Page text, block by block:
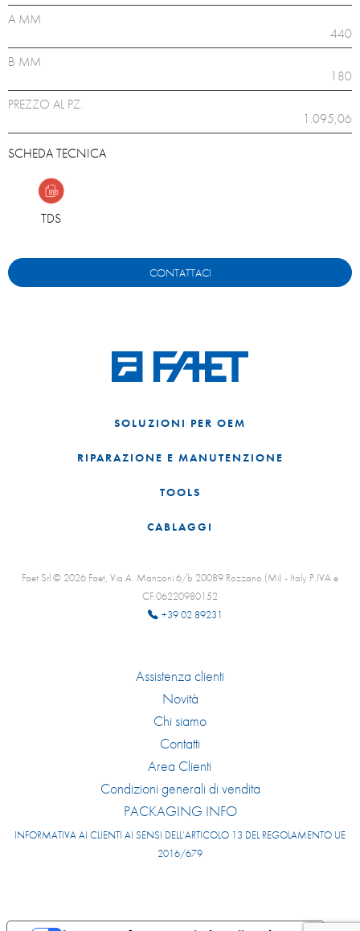
A MM
440
B MM
180
PREZZO AL PZ.
1.095,06
SCHEDA TECNICA
TDS
CONTATTACI
SOLUZIONI PER OEM
RIPARAZIONE E MANUTENZIONE
TOOLS
CABLAGGI
Faet Srl © 2026 Faet, Via A. Manzoni 6/b 20089 Rozzano (Mi) - Italy P.IVA e
CF:06220980152
+39 02 89231
Assistenza clienti
Novità
Chi siamo
Contatti
Area Clienti
Condizioni generali di vendita
PACKAGING INFO
INFORMATIVA AI CLIENTI AI SENSI DELL’ARTICOLO 13 DEL REGOLAMENTO UE
2016/679